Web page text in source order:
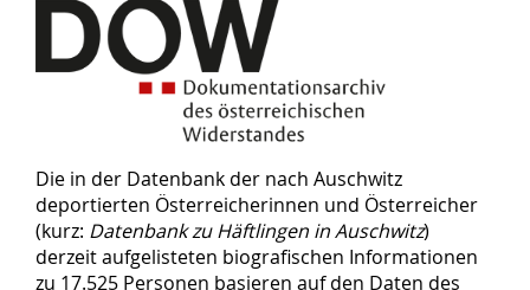
Die in der Datenbank der nach Auschwitz
deportierten Österreicherinnen und Österreicher
(kurz: Datenbank zu Häftlingen in Auschwitz)
derzeit aufgelisteten biografischen Informationen
zu 17.525 Personen basieren auf den Daten des